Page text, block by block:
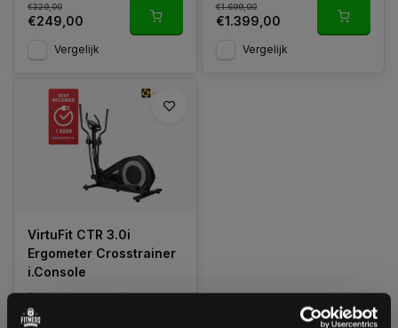
€329,00
€249,00
Vergelijk
€1.699,00
€1.399,00
Vergelijk
VirtuFit CTR 3.0i
Ergometer Crosstrainer
i.Console
Ruim op voorraad
1 tot 3 werkdagen